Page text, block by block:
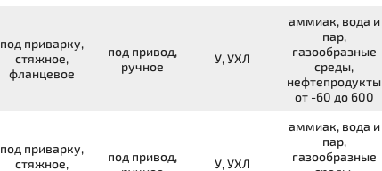
под приварку,
стяжное,
фланцевое
под привод,
ручное
У, УХЛ
аммиак, вода и
пар,
газообразные
среды,
нефтепродукты
от -60 до 600
под приварку,
стяжное,
под привод,
У, УХЛ
аммиак, вода и
пар,
газообразные